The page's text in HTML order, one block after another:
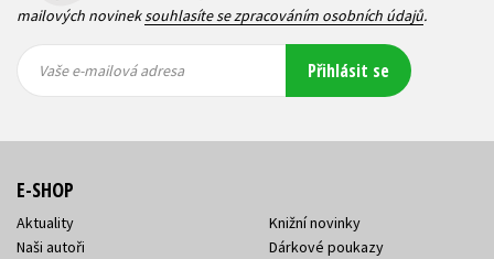
mailových novineksouhlasíte se zpracováním osobních údajů.
mailová
mailová
Vaše e-mailová adresa Přihlásit se
E-SHOP
Aktuality
Naši autoři
Knižní novinky
Dárkové poukazy